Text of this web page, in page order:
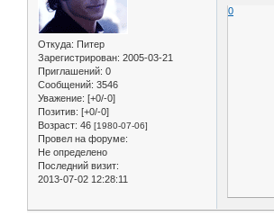
Откуда: Питер
Зарегистрирован: 2005-03-21
Приглашений: 0
Сообщений: 3546
Уважение: [+0/-0]
Позитив: [+0/-0]
Возраст: 46 [1980-07-06]
Провел на форуме:
Не определено
Последний визит:
2013-07-02 12:28:11
0